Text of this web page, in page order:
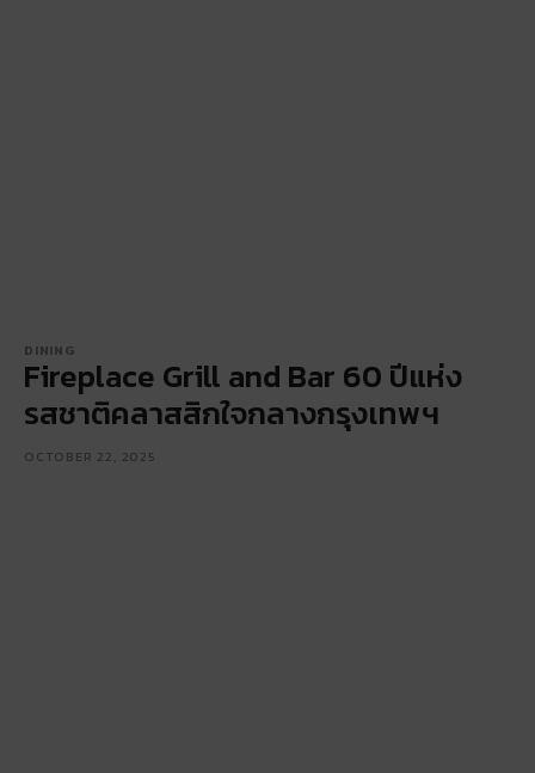
DINING
Fireplace Grill and Bar 60 ปีแห่ง
รสชาติคลาสสิกใจกลางกรุงเทพฯ
OCTOBER 22, 2025